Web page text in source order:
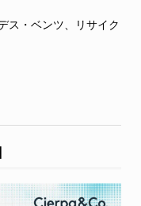
ス・ベンツ、リサイク